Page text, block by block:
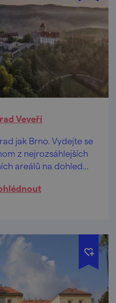
Veveří
jak Brno. Vydejte se
z nejrozsáhlejších
areálů na dohled